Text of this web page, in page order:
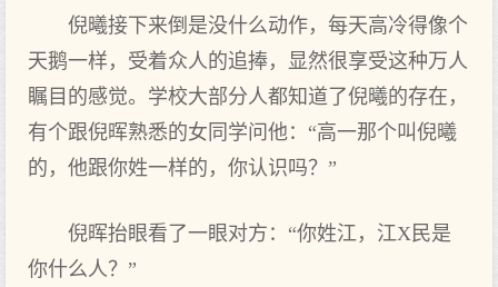
倪曦接下来倒是没什么动作，每天高冷得像个
天鹅一样，受着众人的追捧，显然很享受这种万人
瞩目的感觉。学校大部分人都知道了倪曦的存在，
有个跟倪晖熟悉的女同学问他：“高一那个叫倪曦
的，他跟你姓一样的，你认识吗？”
倪晖抬眼看了一眼对方：“你姓江，江X民是
你什么人？”